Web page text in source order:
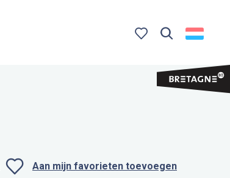
Aan mijn favorieten toevoegen